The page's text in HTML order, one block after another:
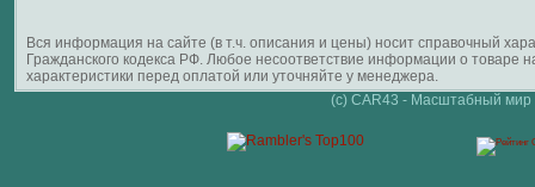
Вся информация на сайте (в т.ч. описания и цены) носит справочный
Гражданского кодекса РФ. Любое несоответствие информации о
характеристики перед оплатой или уточняйте у менеджера.
(c) CAR43 - Масштабный мир